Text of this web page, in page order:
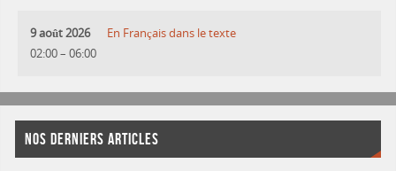
9 août 2026
02:00– 06:00
En Français dans le texte
NOS DERNIERS ARTICLES